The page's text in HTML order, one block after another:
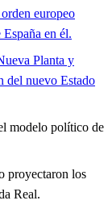
europeo
en él.
Planta y
del nuevo Estado
modelo político de
proyectaron los
Real.